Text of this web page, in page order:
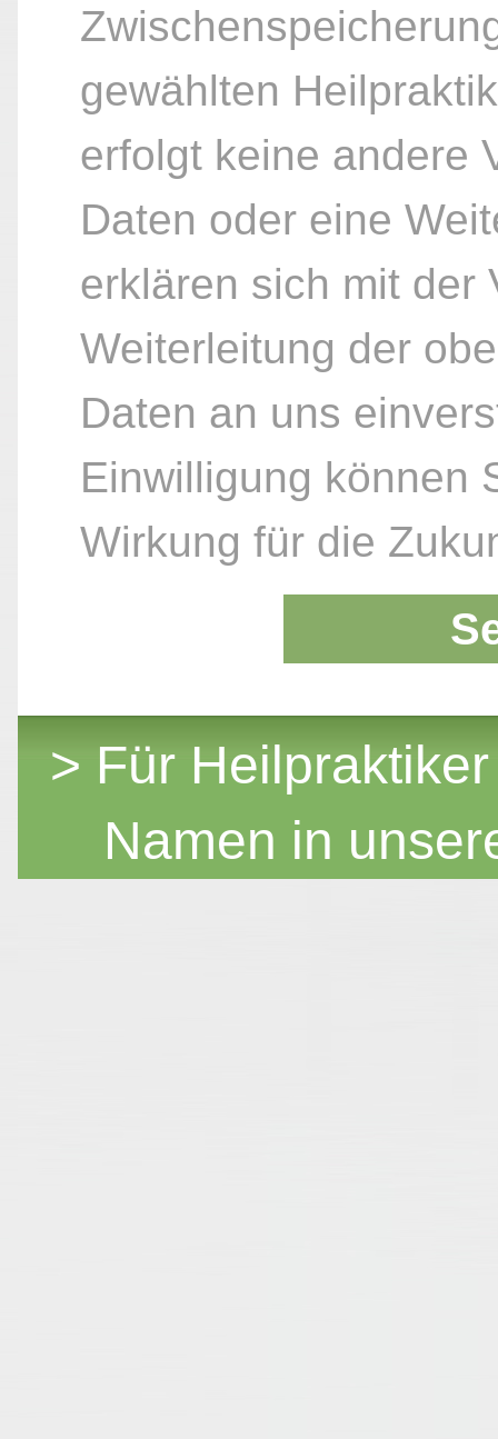
gewählten
erfolgt keine andere
Daten oder eine
erklären sich mit der
Weiterleitung der
Daten an uns
Einwilligung können
Wirkung für die
> Für
Namen in